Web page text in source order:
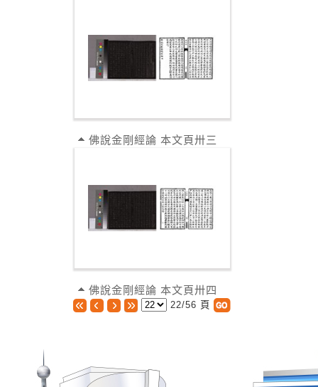
佛說金剛經論 本文頁卅三
佛說金剛經論 本文頁卅四
22/56 頁